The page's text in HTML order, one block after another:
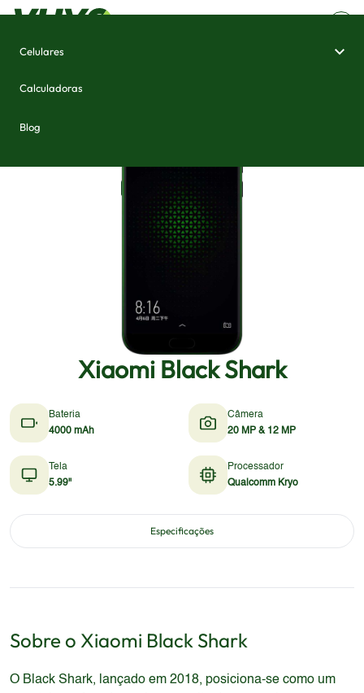
Celulares
Calculadoras
Blog
Xiaomi Black Shark
Bateria
4000 mAh
Câmera
20 MP & 12 MP
Tela
5.99"
Processador
Qualcomm Kryo
Especificações
Sobre o Xiaomi Black Shark
O Black Shark, lançado em 2018, posiciona-se como um